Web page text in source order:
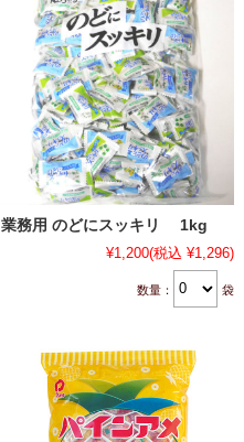
業務用 のどにスッキリ 1kg
¥1,200(税込 ¥1,296)
数量： 袋